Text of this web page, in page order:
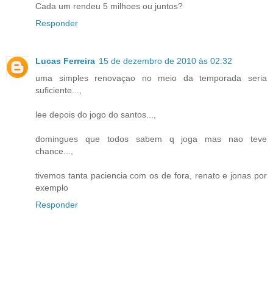
Cada um rendeu 5 milhoes ou juntos?
Responder
Lucas Ferreira 15 de dezembro de 2010 às 02:32
uma simples renovaçao no meio da temporada seria
suficiente...,
lee depois do jogo do santos...,
domingues que todos sabem q joga mas nao teve
chance...,
tivemos tanta paciencia com os de fora, renato e jonas por
exemplo
Responder